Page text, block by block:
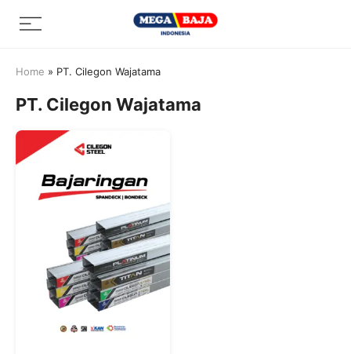
Menu
Home » PT. Cilegon Wajatama
PT. Cilegon Wajatama